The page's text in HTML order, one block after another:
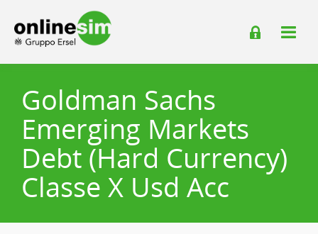
Goldman Sachs
Emerging Markets
Debt (Hard Currency)
Classe X Usd Acc